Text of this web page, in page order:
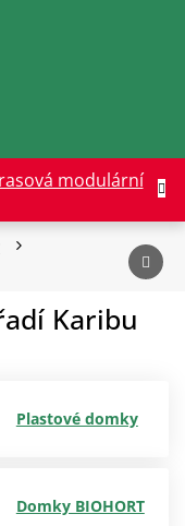
modulární
Karibu
Plastové domky
Domky BIOHORT